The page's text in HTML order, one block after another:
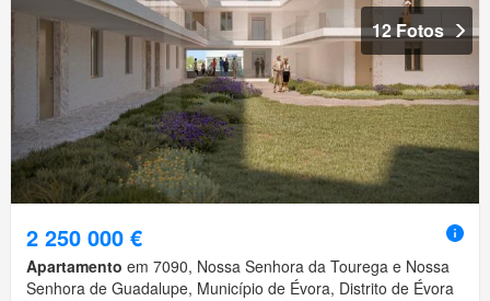
12 Fotos
2 250 000 €
Apartamento em 7090, Nossa Senhora da Tourega e Nossa
Senhora de Guadalupe, Município de Évora, Distrito de Évora